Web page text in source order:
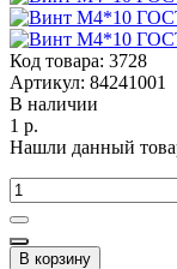
Код товара: 3728
Артикул: 84241001
В наличии
1 р.
Нашли данный
В корзину